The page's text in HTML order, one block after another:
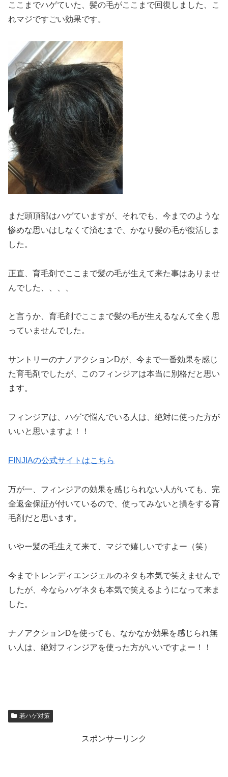
ここまでハゲていた、髪の毛がここまで回復しました、こ
れマジですごい効果です。
まだ頭頂部はハゲていますが、それでも、今までのような
惨めな思いはしなくて済むまで、かなり髪の毛が復活しま
した。
正直、育毛剤でここまで髪の毛が生えて来た事はありませ
んでした、、、、
と言うか、育毛剤でここまで髪の毛が生えるなんて全く思
っていませんでした。
サントリーのナノアクションDが、今まで一番効果を感じ
た育毛剤でしたが、このフィンジアは本当に別格だと思い
ます。
フィンジアは、ハゲで悩んでいる人は、絶対に使った方が
いいと思いますよ！！
FINJIAの公式サイトはこちら
万が一、フィンジアの効果を感じられない人がいても、完
全返金保証が付いているので、使ってみないと損をする育
毛剤だと思います。
いやー髪の毛生えて来て、マジで嬉しいですよー（笑）
今までトレンディエンジェルのネタも本気で笑えませんで
したが、今ならハゲネタも本気で笑えるようになって来ま
した。
ナノアクションDを使っても、なかなか効果を感じられ無
い人は、絶対フィンジアを使った方がいいですよー！！
若ハゲ対策
スポンサーリンク